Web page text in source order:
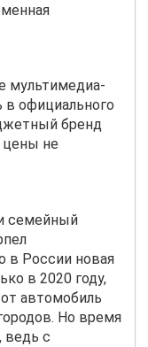
мультимедиа-
официального
бренд
цены не
семейный
в России новая
в 2020 году,
автомобиль
Но время
ведь с